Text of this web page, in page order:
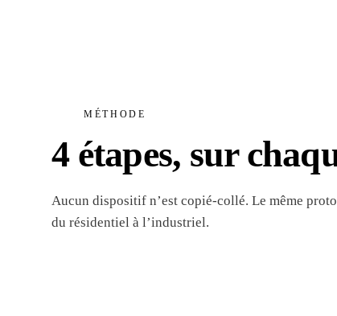
MÉTHODE
4 étapes, sur
Aucun dispositif n’est copié-collé. Le même
du résidentiel à l’industriel.